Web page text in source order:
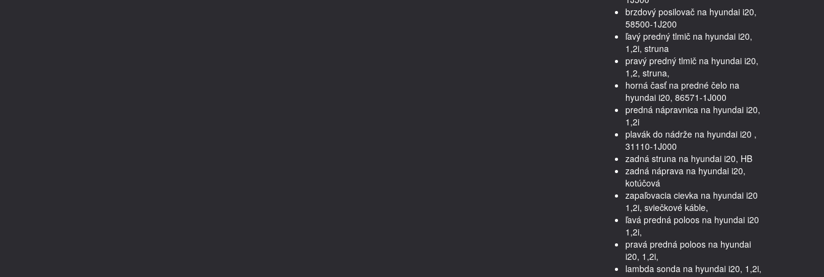
brzdový posilovač na hyundai i20,
58500-1J200
ľavý predný tlmič na hyundai i20,
1,2i, struna
pravý predný tlmič na hyundai i20,
1,2, struna,
horná časť na predné čelo na
hyundai i20, 86571-1J000
predná nápravnica na hyundai i20,
1,2i
plavák do nádrže na hyundai i20 ,
31110-1J000
zadná struna na hyundai i20, HB
zadná náprava na hyundai i20,
kotúčová
zapaľovacia cievka na hyundai i20
1,2i, sviečkové káble,
ľavá predná poloos na hyundai i20
1,2i,
pravá predná poloos na hyundai
i20, 1,2i,
lambda sonda na hyundai i20, 1,2i,